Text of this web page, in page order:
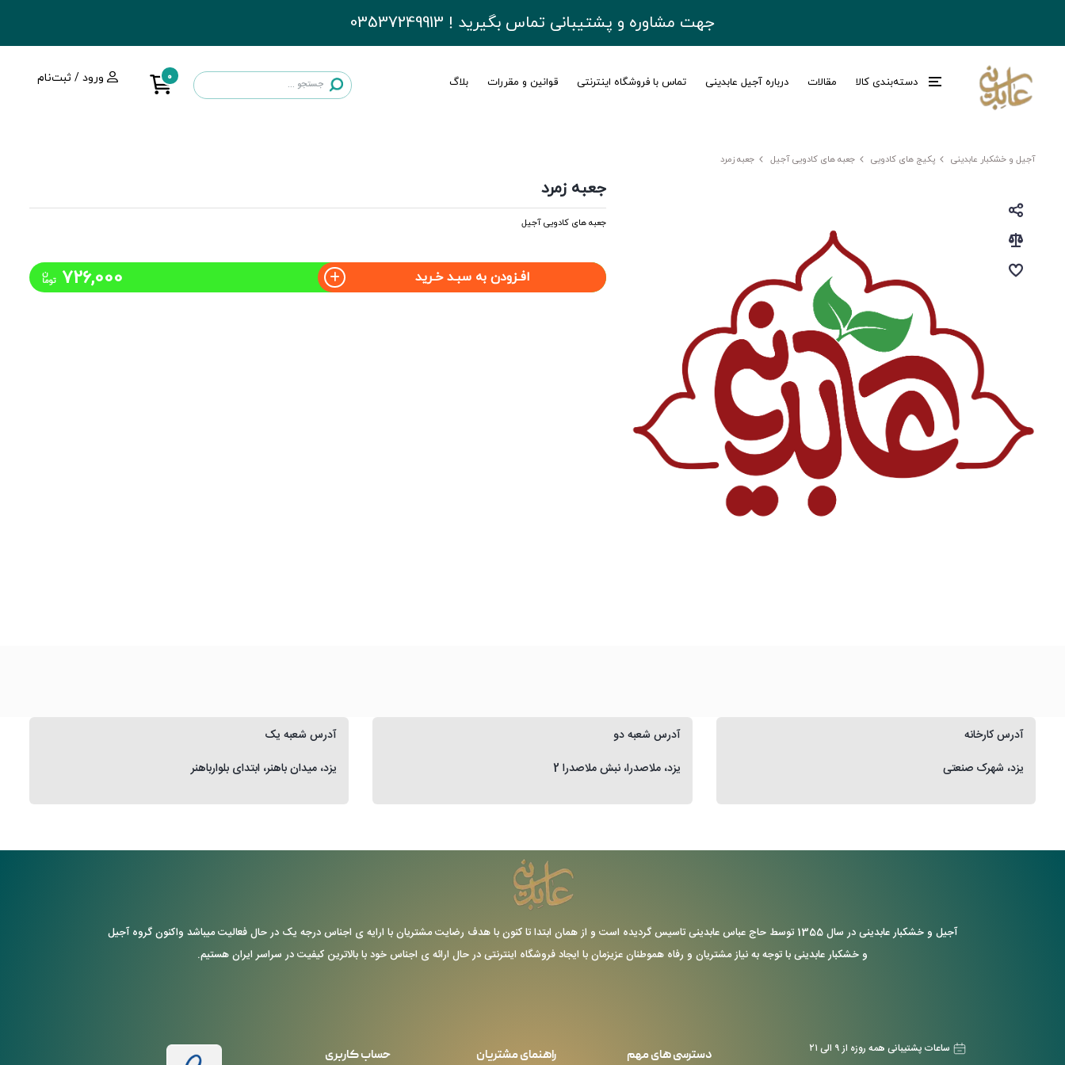
جهت مشاوره و پشتیبانی تماس بگیرید ! 03537249913
ورود / ثبت‌نام 0 دسته‌بندی کالا مقالات درباره آجیل عابدینی تماس با فروشگاه اینترنتی قوانین و مقررات بلاگ
آجیل و خشکبار عابدینی پکیج های کادویی جعبه های کادویی آجیل جعبه زمرد
جعبه زمرد
جعبه های کادویی آجیل
افـزودن به سبـد خـرید 726,000 توما
ن
آدرس شعبه یک
یزد، میدان باهنر، ابتدای بلوارباهنر
آدرس شعبه دو
یزد، ملاصدرا، نبش ملاصدرا 2
آدرس کارخانه
یزد، شهرک صنعتی
آجیل و خشکبار عابدینی در سال 1355 توسط حاج عباس عابدینی تاسیس گردیده است و از همان ابتدا تا کنون با هدف رضایت مشتریان با ارایه ی اجناس درجه یک در حال فعالیت میباشد واکنون گروه آجیل
و خشکبار عابدینی با توجه به نیاز مشتریان و رفاه هموطنان عزیزمان با ایجاد فروشگاه اینترنتی در حال ارائه ی اجناس خود با بالاترین کیفیت در سراسر ایران هستیم.
ساعات پشتیبانی همه روزه از ۹ الی ۲۱ دسترسی های مهم راهنمای مشتریان حساب کاربری